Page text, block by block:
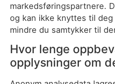
markedsføringspartnere.
og kan ikke knyttes til
mindre du samtykker til
Hvor lenge
opplysninger om